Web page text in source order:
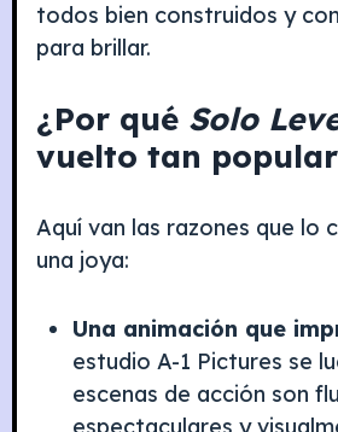
todos bien construidos y
para brillar.
¿Por qué Solo
vuelto tan
Aquí van las razones que lo
una joya:
Una animación que
estudio A-1 Pictures se
escenas de acción son